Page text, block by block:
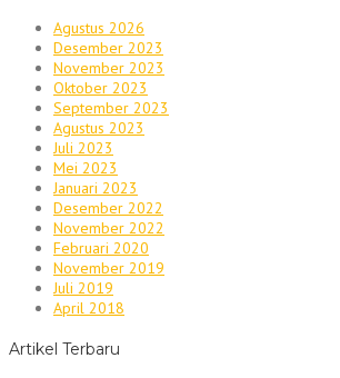
Agustus 2026
Desember 2023
November 2023
Oktober 2023
September 2023
Agustus 2023
Juli 2023
Mei 2023
Januari 2023
Desember 2022
November 2022
Februari 2020
November 2019
Juli 2019
April 2018
Artikel Terbaru